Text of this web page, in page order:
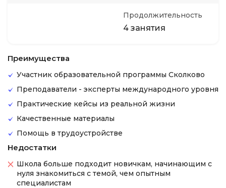
Продолжительность
4 занятия
Преимущества
Участник образовательной программы Сколково
Преподаватели - эксперты международного уровня
Практические кейсы из реальной жизни
Качественные материалы
Помощь в трудоустройстве
Недостатки
Школа больше подходит новичкам, начинающим с
нуля знакомиться с темой, чем опытным
специалистам